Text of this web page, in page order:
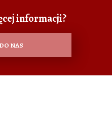
informacji?
NAS